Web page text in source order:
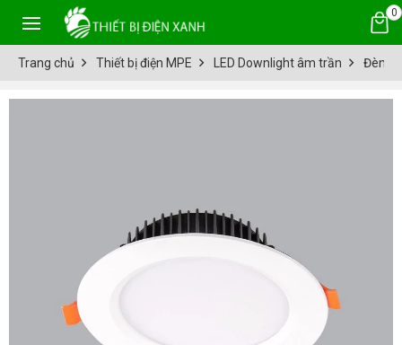
0
Trang chủ Thiết bị điện MPE LED Downlight âm trần Đèn